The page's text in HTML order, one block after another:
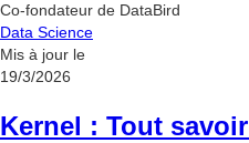
Co-fondateur de DataBird
Data Science
Mis à jour le
19/3/2026
Kernel : Tout